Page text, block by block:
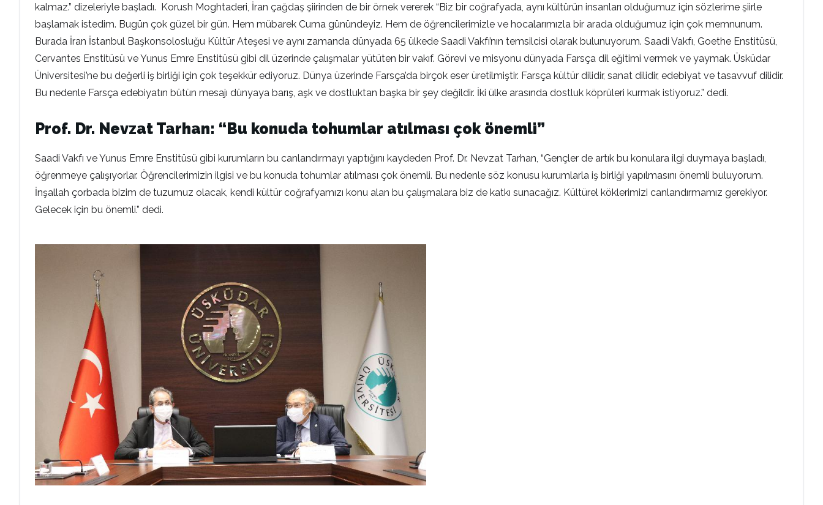
kalmaz.” dizeleriyle başladı. Korush Moghtaderi, İran çağdaş şiirinden de bir örnek vererek “Biz bir coğrafyada, aynı kültürün insanları olduğumuz için sözlerime şiirle
başlamak istedim. Bugün çok güzel bir gün. Hem mübarek Cuma günündeyiz. Hem de öğrencilerimizle ve hocalarımızla bir arada olduğumuz için çok memnunum.
Burada İran İstanbul Başkonsolosluğu Kültür Ateşesi ve aynı zamanda dünyada 65 ülkede Saadi Vakfı’nın temsilcisi olarak bulunuyorum. Saadi Vakfı, Goethe Enstitüsü,
Cervantes Enstitüsü ve Yunus Emre Enstitüsü gibi dil üzerinde çalışmalar yütüten bir vakıf. Görevi ve misyonu dünyada Farsça dil eğitimi vermek ve yaymak. Üsküdar
Üniversitesi’ne bu değerli iş birliği için çok teşekkür ediyoruz. Dünya üzerinde Farsça’da birçok eser üretilmiştir. Farsça kültür dilidir, sanat dilidir, edebiyat ve tasavvuf dilidir.
Bu nedenle Farsça edebiyatın bütün mesajı dünyaya barış, aşk ve dostluktan başka bir şey değildir. İki ülke arasında dostluk köprüleri kurmak istiyoruz.” dedi.
Prof. Dr. Nevzat Tarhan: “Bu konuda tohumlar atılması çok önemli”
Saadi Vakfı ve Yunus Emre Enstitüsü gibi kurumların bu canlandırmayı yaptığını kaydeden Prof. Dr. Nevzat Tarhan, “Gençler de artık bu konulara ilgi duymaya başladı,
öğrenmeye çalışıyorlar. Öğrencilerimizin ilgisi ve bu konuda tohumlar atılması çok önemli. Bu nedenle söz konusu kurumlarla iş birliği yapılmasını önemli buluyorum.
İnşallah çorbada bizim de tuzumuz olacak, kendi kültür coğrafyamızı konu alan bu çalışmalara biz de katkı sunacağız. Kültürel köklerimizi canlandırmamız gerekiyor.
Gelecek için bu önemli.” dedi.